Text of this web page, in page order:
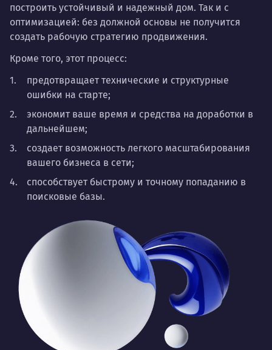
построить устойчивый и надежный дом. Так и с
оптимизацией: без должной основы не получится
создать рабочую стратегию продвижения.
Кроме того, этот процесс:
предотвращает технические и структурные
ошибки на старте;
экономит ваше время и средства на доработки в
дальнейшем;
создает возможность легкого масштабирования
вашего бизнеса в сети;
способствует быстрому и точному попаданию в
поисковые базы.